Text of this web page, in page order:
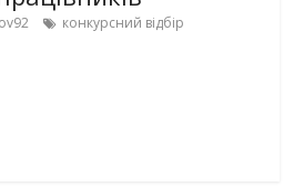
конкурсний відбір